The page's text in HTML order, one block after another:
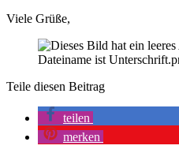
Viele Grüße,
Teile diesen Beitrag
teilen
merken